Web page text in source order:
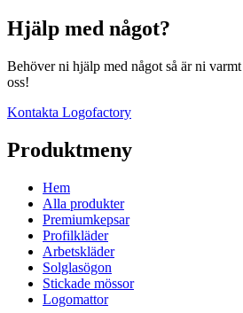
Hjälp med något?
Behöver ni hjälp med något så är ni
oss!
Kontakta Logofactory
Produktmeny
Hem
Alla produkter
Premiumkepsar
Profilkläder
Arbetskläder
Solglasögon
Stickade mössor
Logomattor